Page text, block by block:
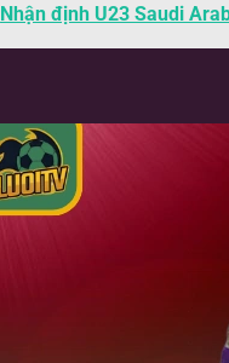
Nhận định U23 Saudi